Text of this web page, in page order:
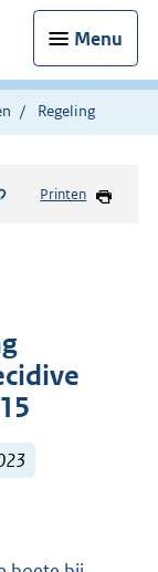
Menu
Regeling
Printen